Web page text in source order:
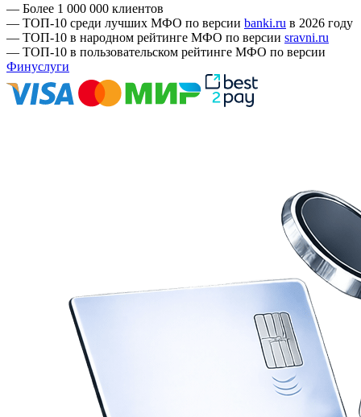
— Более 1 000 000 клиентов
— ТОП-10 среди лучших МФО по версии banki.ru в 2026 году
— ТОП-10 в народном рейтинге МФО по версии sravni.ru
— ТОП-10 в пользовательском рейтинге МФО по версии
Финуслуги